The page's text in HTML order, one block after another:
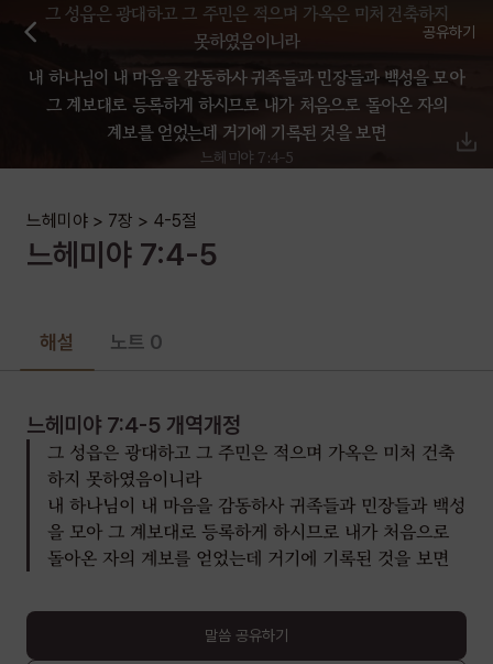
공유하기
그 성읍은 광대하고 그 주민은 적으며 가옥은 미처 건축하지
못하였음이니라
내 하나님이 내 마음을 감동하사 귀족들과 민장들과 백성을 모아
그 계보대로 등록하게 하시므로 내가 처음으로 돌아온 자의
계보를 얻었는데 거기에 기록된 것을 보면
느헤미야 7:4-5
느헤미야 > 7장 > 4-5절
느헤미야 7:4-5
해설 노트 0
느헤미야 7:4-5 개역개정
그 성읍은 광대하고 그 주민은 적으며 가옥은 미처 건축
하지 못하였음이니라
내 하나님이 내 마음을 감동하사 귀족들과 민장들과 백성
을 모아 그 계보대로 등록하게 하시므로 내가 처음으로
돌아온 자의 계보를 얻었는데 거기에 기록된 것을 보면
말씀 공유하기